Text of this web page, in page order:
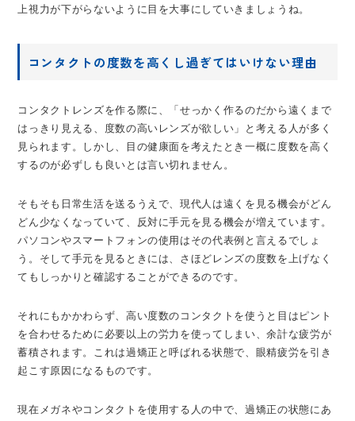
上視力が下がらないように目を大事にしていきましょうね。
コンタクトの度数を高くし過ぎてはいけない理由
コンタクトレンズを作る際に、「せっかく作るのだから遠くまで
はっきり見える、度数の高いレンズが欲しい」と考える人が多く
見られます。しかし、目の健康面を考えたとき一概に度数を高く
するのが必ずしも良いとは言い切れません。
そもそも日常生活を送るうえで、現代人は遠くを見る機会がどん
どん少なくなっていて、反対に手元を見る機会が増えています。
パソコンやスマートフォンの使用はその代表例と言えるでしょ
う。そして手元を見るときには、さほどレンズの度数を上げなく
てもしっかりと確認することができるのです。
それにもかかわらず、高い度数のコンタクトを使うと目はピント
を合わせるために必要以上の労力を使ってしまい、余計な疲労が
蓄積されます。これは過矯正と呼ばれる状態で、眼精疲労を引き
起こす原因になるものです。
現在メガネやコンタクトを使用する人の中で、過矯正の状態にあ